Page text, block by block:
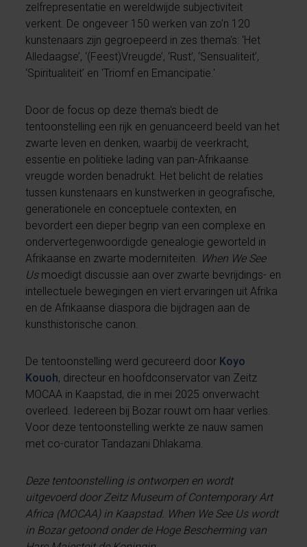
zelfrepresentatie en wereldwijde subjectiviteit
verkent. De ongeveer 150 werken van zo’n 120
kunstenaars zijn gegroepeerd in zes thema's: ‘Het
Alledaagse’, ‘(Feest)Vreugde’, ‘Rust’, ‘Sensualiteit’,
‘Spiritualiteit’ en 'Triomf en Emancipatie.'
Door de focus op deze thema's biedt de
tentoonstelling een rijk en genuanceerd beeld van het
zwarte leven en denken, waarbij de veerkracht,
essentie en politieke lading van pan-Afrikaanse
vreugde worden benadrukt. Het belicht de relaties
tussen kunstenaars en kunstwerken in geografische,
generationele en conceptuele contexten, en
bevordert een dieper begrip van een complexe en
ondervertegenwoordigde genealogie geworteld in
Afrikaanse en zwarte moderniteiten. When We See
Us moedigt discussie aan over zwarte bevrijdings- en
intellectuele bewegingen en viert ervaringen uit Afrika
en de Afrikaanse diaspora die bijdragen aan de
kunsthistorische canon.
De tentoonstelling werd gecureerd door Koyo
Kouoh, directeur en hoofdconservator van Zeitz
MOCAA in Kaapstad, die in mei 2025 onverwacht
overleed. Iedereen bij Bozar rouwt om haar verlies.
Voor deze tentoonstelling werkte ze nauw samen
met co-curator Tandazani Dhlakama.
Deze tentoonstelling is ontworpen en wordt
uitgevoerd door Zeitz Museum of Contemporary Art
Africa (MOCAA) in Kaapstad. When We See Us wordt
in Bozar getoond onder de Hoge Bescherming van